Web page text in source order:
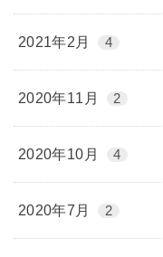
2021年2月 4
2020年11月 2
2020年10月 4
2020年7月 2